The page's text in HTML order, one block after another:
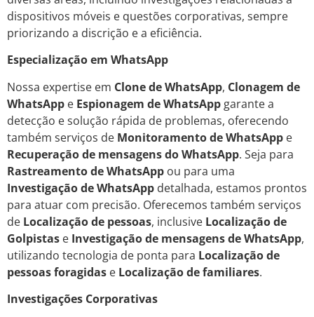
dispositivos móveis e questões corporativas, sempre
priorizando a discrição e a eficiência.
Especialização em WhatsApp
Nossa expertise em Clone de WhatsApp, Clonagem de
WhatsApp e Espionagem de WhatsApp garante a
detecção e solução rápida de problemas, oferecendo
também serviços de Monitoramento de WhatsApp e
Recuperação de mensagens do WhatsApp. Seja para
Rastreamento de WhatsApp ou para uma
Investigação de WhatsApp detalhada, estamos prontos
para atuar com precisão. Oferecemos também serviços
de Localização de pessoas, inclusive Localização de
Golpistas e Investigação de mensagens de WhatsApp,
utilizando tecnologia de ponta para Localização de
pessoas foragidas e Localização de familiares.
Investigações Corporativas